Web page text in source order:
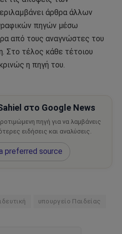
άρθρα άλλων
πηγών μέσω
από τους αναγνώστες του
Στο τέλος κάθε τέτοιου
η πηγή του.
στο Google News
πηγή για να λαμβάνεις
ειδήσεις και αναλύσεις.
preferred source
υπουργείο Παιδείας